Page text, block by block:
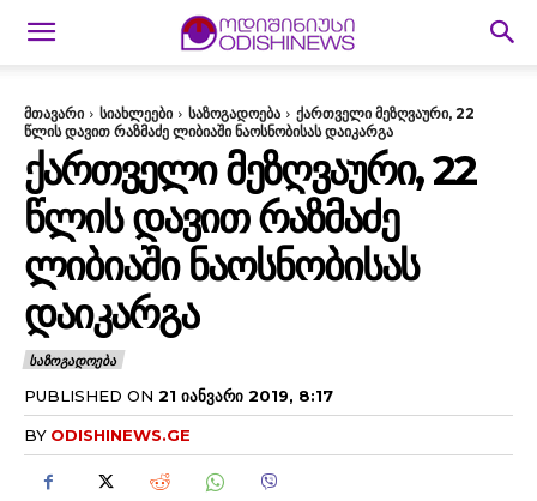
მთავარი სიახლეები საზოგადოება
ქართველი მეზღვაური, 22
წლის დავით რაზმაძე ლიბიაში ნაოსნობისას დაიკარგა
ᲥᲐᲠᲗᲕᲔᲚᲘ ᲛᲔᲖᲦᲕᲐᲣᲠᲘ, 22
ᲬᲚᲘᲡ ᲓᲐᲕᲘᲗ ᲠᲐᲖᲛᲐᲫᲔ
ᲚᲘᲑᲘᲐᲨᲘ ᲜᲐᲝᲡᲜᲝᲑᲘᲡᲐᲡ
ᲓᲐᲘᲙᲐᲠᲒᲐ
ᲡᲐᲖᲝᲒᲐᲓᲝᲔᲑᲐ
PUBLISHED ON 21 ᲘᲐᲜᲕᲐᲠᲘ 2019, 8:17
BY ODISHINEWS.GE